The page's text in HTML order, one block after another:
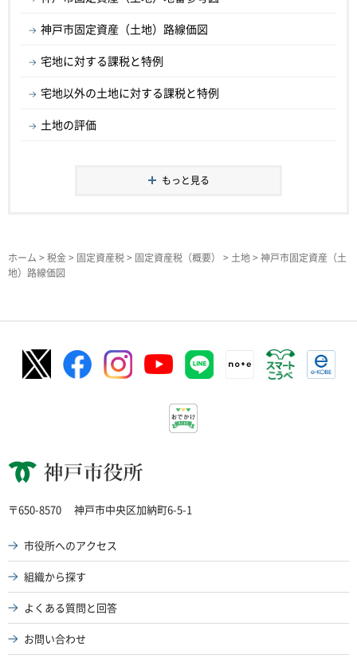
神戸市固定資産（土地）路線価図
宅地に対する課税と特例
宅地以外の土地に対する課税と特例
土地の評価
もっと見る
ホーム > 税金> 固定資産税> 固定資産税（概要） > 土地> 神戸市固定資産（土
地）路線価図
神戸市役所
〒650-8570 神戸市中央区加納町6-5-1
市役所へのアクセス
組織から探す
よくある質問と回答
お問い合わせ